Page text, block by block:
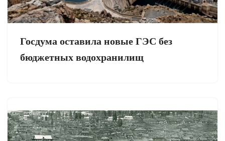
Госдума оставила новые ГЭС без
бюджетных водохранилищ